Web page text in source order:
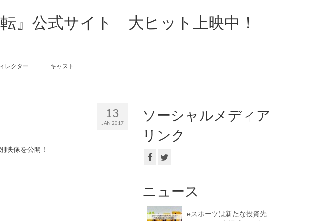
』公式サイト 大ヒット上映中！
レクター キャスト
13
JAN 2017
映像を公開！
ソーシャルメディア
リンク
ニュース
eスポーツは新たな投資先